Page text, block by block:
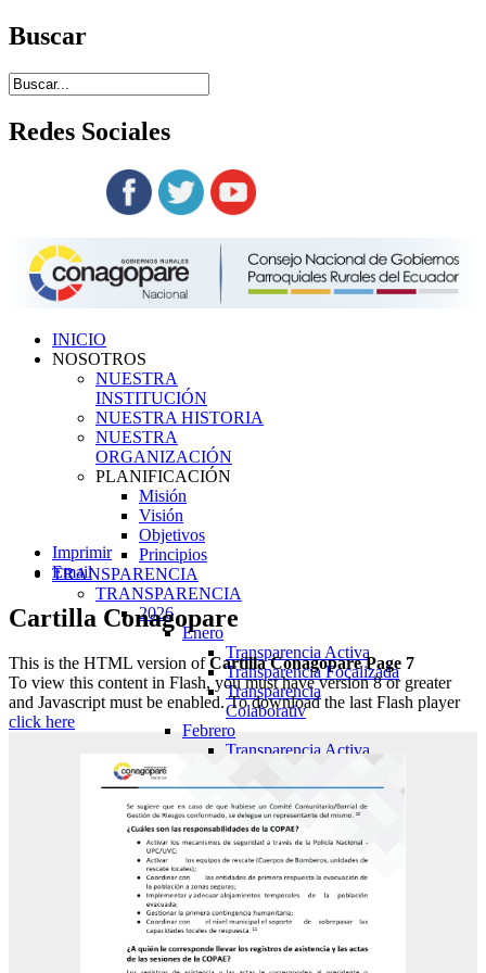
Buscar
Redes Sociales
INICIO
NOSOTROS
NUESTRA
INSTITUCIÓN
NUESTRA HISTORIA
NUESTRA
ORGANIZACIÓN
PLANIFICACIÓN
Misión
Visión
Objetivos
Principios
TRANSPARENCIA
TRANSPARENCIA
2026
Enero
Transparencia Activa
Transparencia Focalizada
Transparencia
Colaborativ
Febrero
Transparencia Activa
Transparencia Focalizada
Transparencia
Colaborativ
Marzo
Transparencia Activa
Transparencia Focalizada
Transparencia
Colaborativ
Abril
Transparencia Activa
Transparencia
Imprimir
Email
Cartilla Conagopare
This is the HTML version ofCartilla Conagopare Page 7
To view this content in Flash, you must have version 8 or greater
and Javascript must be enabled. To download the last Flash player
click here